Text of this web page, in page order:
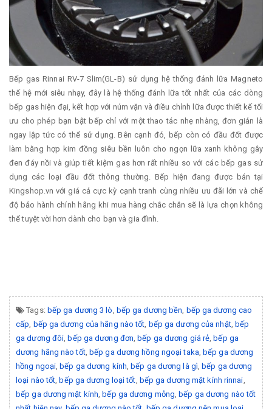
Bếp gas Rinnai RV-7 Slim(GL-B) sử dụng hệ thống đánh lữa Magneto
thế hệ mới siêu nhạy, đây là hệ thống đánh lữa tốt nhất của các dòng
bếp gas hiện đại, kết hợp với núm vặn và điều chỉnh lữa được thiết kế tối
ưu cho phép bạn bật bếp chỉ với một thao tác nhẹ nhàng, đơn giản là
ngay lập tức có thể sử dụng. Bên cạnh đó, bếp còn có đầu đốt được
làm bằng hợp kim đồng siêu bền luôn cho ngọn lữa xanh không gây
đen đáy nồi và giúp tiết kiệm gas hơn rất nhiều so với các bếp gas sử
dụng các loại đầu đốt thông thường. Bếp hiện đang được bán tại
Kingshop.vn với giá cả cực kỳ cạnh tranh cùng nhiều ưu đãi lớn và chế
độ bảo hành chính hãng khi mua hàng chắc chắn sẽ là lựa chọn không
thể tuyệt vời hơn dành cho bạn và gia đình.
Tags: bếp ga dương 3 lò, bếp ga dương bền, bếp ga dương cao
cấp, bếp ga dương của hãng nào tốt, bếp ga dương của nhật, bếp
ga dương đôi, bếp ga dương đơn, bếp ga dương giá rẻ, bếp ga
dương hãng nào tốt, bếp ga dương hồng ngoại taka, bếp ga dương
hồng ngoại, bếp ga dương kính, bếp ga dương là gì, bếp ga dương
loại nào tốt, bếp ga dương loại tốt, bếp ga dương mặt kính rinnai,
bếp ga dương mặt kính, bếp ga dương mỏng, bếp ga dương nào tốt